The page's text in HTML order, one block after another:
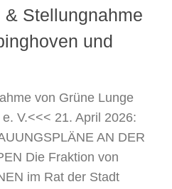
Stellungnahme
und
von Grüne Lunge
V.<<< 21. April 2026:
AN DER
Die Fraktion von
im Rat der Stadt